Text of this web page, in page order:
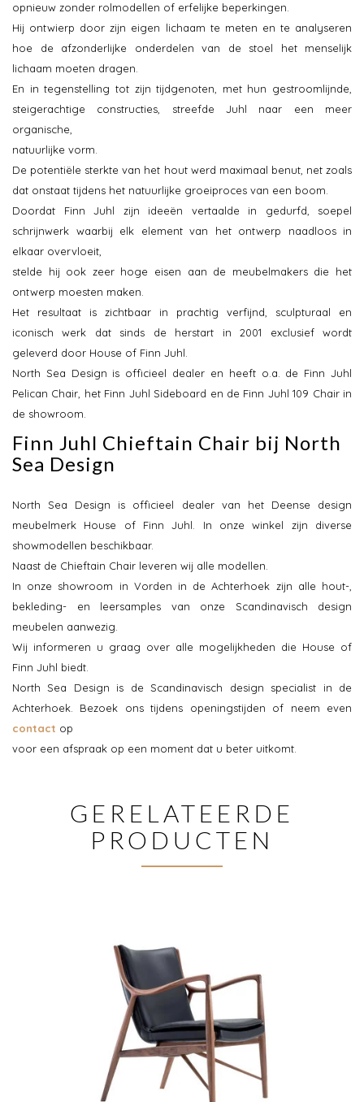
opnieuw zonder rolmodellen of erfelijke beperkingen.
Hij ontwierp door zijn eigen lichaam te meten en te analyseren
hoe de afzonderlijke onderdelen van de stoel het menselijk
lichaam moeten dragen.
En in tegenstelling tot zijn tijdgenoten, met hun gestroomlijnde,
steigerachtige constructies, streefde Juhl naar een meer
organische,
natuurlijke vorm.
De potentiële sterkte van het hout werd maximaal benut, net zoals
dat onstaat tijdens het natuurlijke groeiproces van een boom.
Doordat Finn Juhl zijn ideeën vertaalde in gedurfd, soepel
schrijnwerk waarbij elk element van het ontwerp naadloos in
elkaar overvloeit,
stelde hij ook zeer hoge eisen aan de meubelmakers die het
ontwerp moesten maken.
Het resultaat is zichtbaar in prachtig verfijnd, sculpturaal en
iconisch werk dat sinds de herstart in 2001 exclusief wordt
geleverd door House of Finn Juhl.
North Sea Design is officieel dealer en heeft o.a. de Finn Juhl
Pelican Chair, het Finn Juhl Sideboard en de Finn Juhl 109 Chair in
de showroom.
Finn Juhl Chieftain Chair bij North
Sea Design
North Sea Design is officieel dealer van het Deense design
meubelmerk House of Finn Juhl. In onze winkel zijn diverse
showmodellen beschikbaar.
Naast de Chieftain Chair leveren wij alle modellen.
In onze showroom in Vorden in de Achterhoek zijn alle hout-,
bekleding- en leersamples van onze Scandinavisch design
meubelen aanwezig.
Wij informeren u graag over alle mogelijkheden die House of
Finn Juhl biedt.
North Sea Design is de Scandinavisch design specialist in de
Achterhoek. Bezoek ons tijdens openingstijden of neem even
contact op
voor een afspraak op een moment dat u beter uitkomt.
GERELATEERDE
PRODUCTEN